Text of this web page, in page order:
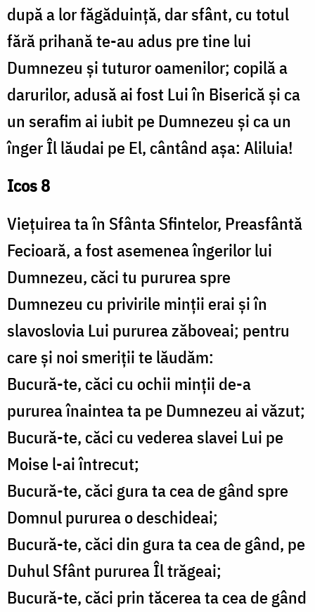
după a lor făgăduință, dar sfânt, cu totul
fără prihană te-au adus pre tine lui
Dumnezeu și tuturor oamenilor; copilă a
darurilor, adusă ai fost Lui în Biserică și ca
un serafim ai iubit pe Dumnezeu și ca un
înger Îl lăudai pe El, cântând așa: Aliluia!
Icos 8
Viețuirea ta în Sfânta Sfintelor, Preasfântă
Fecioară, a fost asemenea îngerilor lui
Dumnezeu, căci tu pururea spre
Dumnezeu cu privirile minții erai și în
slavoslovia Lui pururea zăboveai; pentru
care și noi smeriții te lăudăm:
Bucură-te, căci cu ochii minții de-a
pururea înaintea ta pe Dumnezeu ai văzut;
Bucură-te, căci cu vederea slavei Lui pe
Moise l-ai întrecut;
Bucură-te, căci gura ta cea de gând spre
Domnul pururea o deschideai;
Bucură-te, căci din gura ta cea de gând, pe
Duhul Sfânt pururea Îl trăgeai;
Bucură-te, căci prin tăcerea ta cea de gând